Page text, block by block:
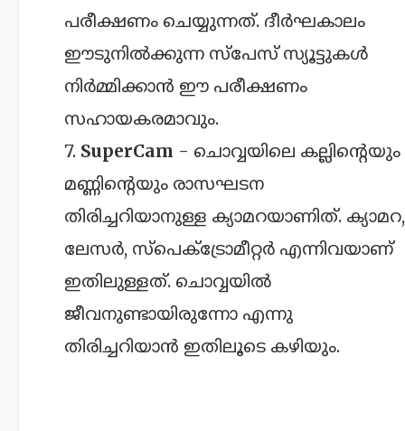
പരീക്ഷണം ചെയ്യുന്നത്. ദീർഘകാലം
ഈടുനിൽക്കുന്ന സ്പേസ് സ്യൂട്ടുകൾ
നി‍ർമ്മിക്കാൻ ഈ പരീക്ഷണം
സഹായകരമാവും.
7. SuperCam - ചൊവ്വയിലെ കല്ലിന്റെയും
മണ്ണിന്റെയും രാസഘടന
തിരിച്ചറിയാനുള്ള ക്യാമറയാണിത്. ക്യാമറ,
ലേസർ, സ്പെക്ട്രോമീറ്റർ എന്നിവയാണ്
ഇതിലുള്ളത്. ചൊവ്വയിൽ
ജീവനുണ്ടായിരുന്നോ എന്നു
തിരിച്ചറിയാൻ ഇതിലൂടെ കഴിയും.